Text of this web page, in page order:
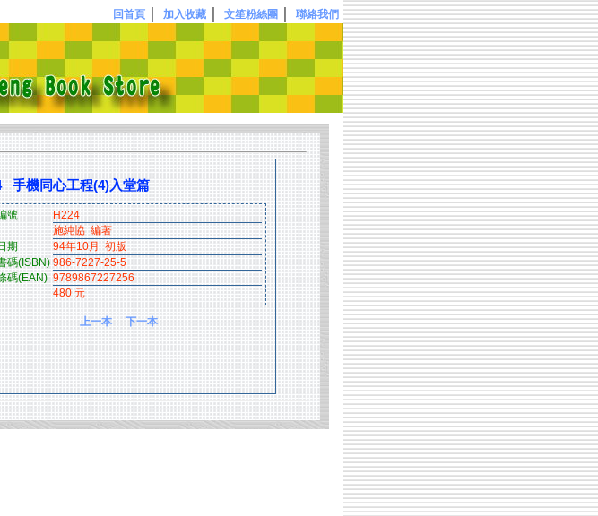
回首頁 加入收藏 文笙粉絲團 聯絡我們
手機同心工程(4)入堂篇
號
H224
施純協 編著
期
94年10月 初版
碼(ISBN) 986-7227-25-5
碼(EAN) 9789867227256
480 元
上一本 下一本